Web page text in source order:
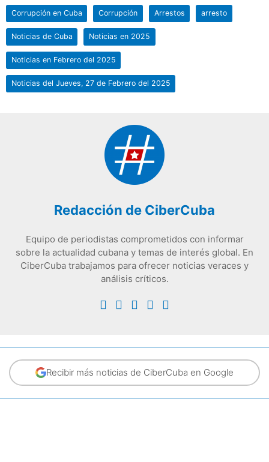
Corrupción en Cuba Corrupción Arrestos arresto
Noticias de Cuba Noticias en 2025
Noticias en Febrero del 2025
Noticias del Jueves, 27 de Febrero del 2025
Redacción de CiberCuba
Equipo de periodistas comprometidos con informar
sobre la actualidad cubana y temas de interés global. En
CiberCuba trabajamos para ofrecer noticias veraces y
análisis críticos.
Recibir más noticias de CiberCuba en Google